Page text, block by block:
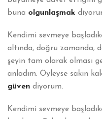
buna olgunlaşmak
Kendimi sevmeye
altında, doğru zamanda,
şeyin tam olarak olması
anladım. Öyleyse sakin
güven diyorum.
Kendimi sevmeye